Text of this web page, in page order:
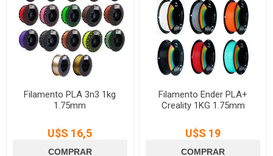
Filamento PLA 3n3 1kg
1.75mm
U$S 16,5
Filamento Ender PLA+
Creality 1KG 1.75mm
U$S 19